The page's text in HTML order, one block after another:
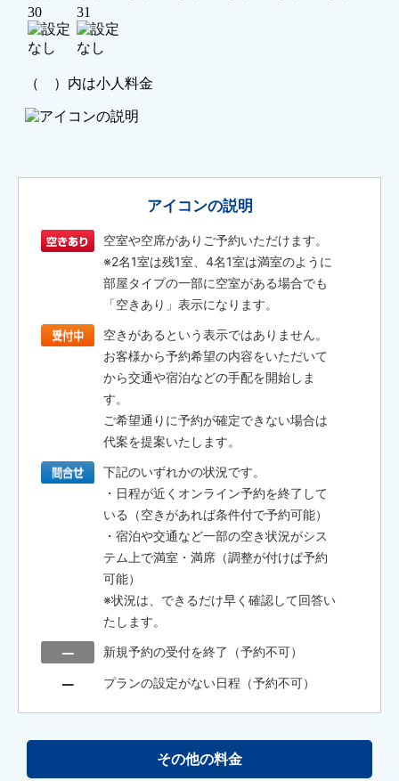
アイコンの説明
空室や空席がありご予約いただけます。
※2名1室は残1室、4名1室は満室のように
部屋タイプの一部に空室がある場合でも
「空きあり」表示になります。
空きがあるという表示ではありません。
お客様から予約希望の内容をいただいて
から交通や宿泊などの手配を開始しま
す。
ご希望通りに予約が確定できない場合は
代案を提案いたします。
下記のいずれかの状況です。
・日程が近くオンライン予約を終了して
いる（空きがあれば条件付で予約可能）
・宿泊や交通など一部の空き状況がシス
テム上で満室・満席（調整が付けば予約
可能）
※状況は、できるだけ早く確認して回答い
たします。
新規予約の受付を終了（予約不可）
プランの設定がない日程（予約不可）
その他の料金